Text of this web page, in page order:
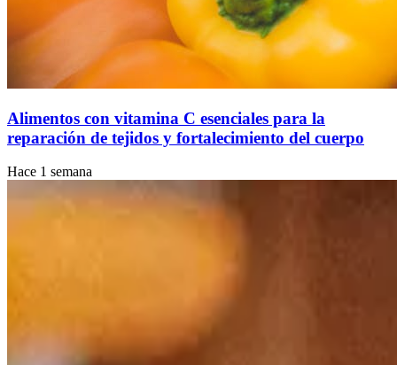
Alimentos con vitamina C esenciales para la
reparación de tejidos y fortalecimiento del cuerpo
Hace 1 semana